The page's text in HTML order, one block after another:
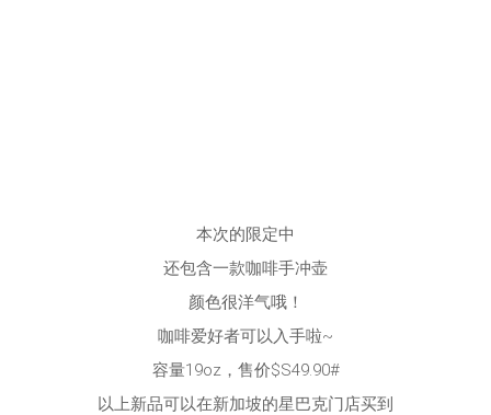
本次的限定中
还包含一款咖啡手冲壶
颜色很洋气哦！
咖啡爱好者可以入手啦~
容量19oz，售价$S49.90#
以上新品可以在新加坡的星巴克门店买到